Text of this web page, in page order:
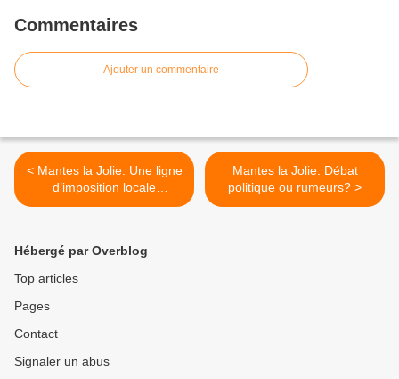
Commentaires
Ajouter un commentaire
< Mantes la Jolie. Une ligne
d’imposition locale
supplémentaire ?
Mantes la Jolie. Débat
politique ou rumeurs? >
Hébergé par Overblog
Top articles
Pages
Contact
Signaler un abus